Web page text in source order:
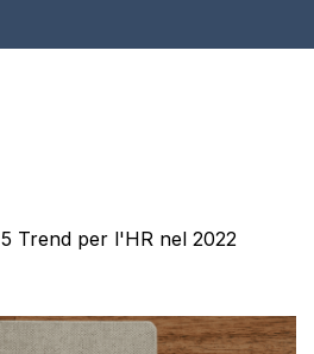
5 Trend per l'HR nel 2022